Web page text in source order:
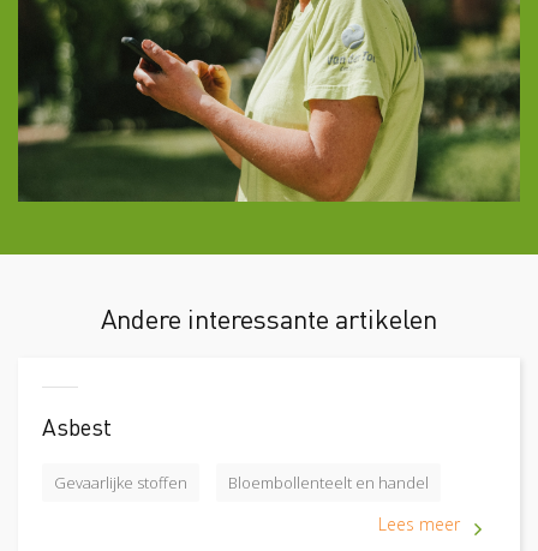
Andere interessante artikelen
Asbest
Gevaarlijke stoffen Bloembollenteelt en handel
Lees meer